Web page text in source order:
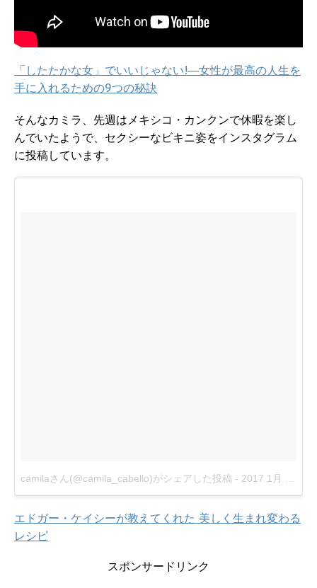
「したたかな女」でいいじゃない!―女性が最高の人生を
手に入れるための9つの秘訣
そんなカミラ、先週はメキシコ・カンクンで休暇を楽し
んでいたようで、セクシーなビキニ姿をインスタグラム
に投稿しています。
camilaさん(@camila_cabello)がシェアした投稿 - 2017 1月 3 7:43午後 PST
エドガー・ケイシーが教えてくれた 美しく生まれ変わる
レシピ
スポンサードリンク